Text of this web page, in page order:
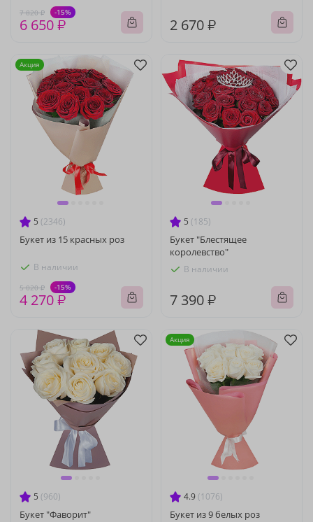
7 820 ₽ -15%
6 650 ₽ 2 670 ₽
5 (2346)
Букет из 15 красных роз
В наличии
5 020 ₽ -15%
4 270 ₽
Акция
5 (185)
Букет "Блестящее
королевство"
В наличии
7 390 ₽
5 (960)
Букет "Фаворит"
4.9 (1076)
Букет из 9 белых роз
Акция